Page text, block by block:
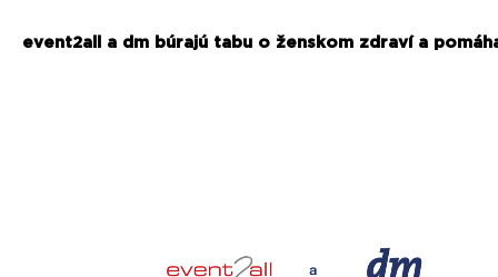
event2all a dm búrajú tabu o ženskom zdraví a